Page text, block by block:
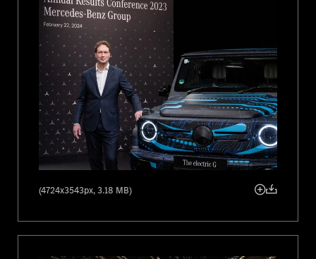
Výrobca vozidiel Mercedes-Benz získal certifikáciu na
vysokoautomatizované jazdenie (systémy SAE úrovne 3) na diaľniciach
v Nevade a Kalifornii, ako aj povolenie testovať svoje systémy SAE
úrovne 3 na diaľniciach v Pekingu. Ďalšie inovácie budú nasledovať
okrem iného aj v súvislosti so zavedením operačného systému MB.OS.
Ten bude dostupný spolu s novou modulárnou architektúrou
Mercedes-Benz (MMA) a stanoví nové štandardy ohľadom účinnosti.
Mercedes-Benz okrem toho otvoril prvé prevádzky vlastnej siete
rýchlonabíjacích staníc v Číne, USA a Nemecku. Spoločnosť ďalej
rozšírila aj svoj model priameho odbytu. Ten bol doteraz zavedený na
jedenástich trhoch, nedávno aj v Thajsku. Model priameho odbytu
medzičasom pokrýva viac ako 50 % odbytu v Európe a viac ako 30 %
v zámorských regiónoch.
dosiahla solídnu úroveň 12,6 % (2022: 14,6 %). Lepšie presadzovanie
(4724x3543px, 3.18 MB)